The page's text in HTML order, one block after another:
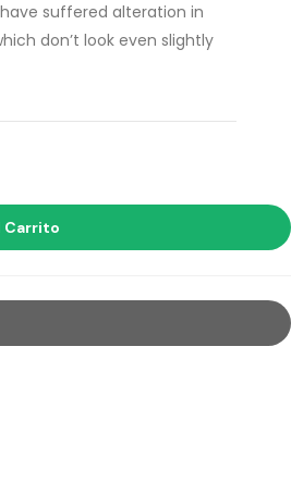
suffered alteration in
don’t look even slightly
Carrito